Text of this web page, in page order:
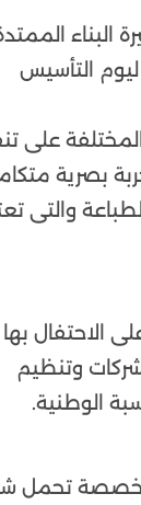
ليوم التأسيس
على
بصرية
والتى
الاحتفال بها
وتنظيم
الوطنية.
مخصصة تحمل